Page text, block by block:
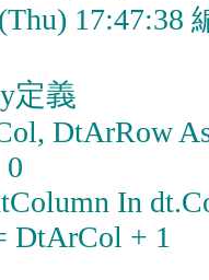
17:47:38
定義
DtArRow
In
DtArCol + 1